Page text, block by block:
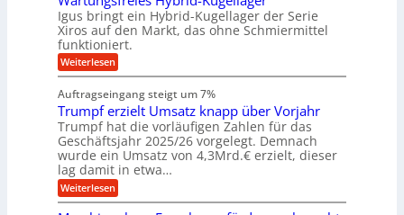
n
g
e
n
e
g
u
n
g
e
M
a
s
c
h
i
e
n
b
a
u
g
k
r
e
i
s
a
u
f
l
s
c
h
i
e
e
n
f
ü
h
r
u
n
g
Igus bringt ein Hybrid-Kugellager der Serie
Xiros auf den Markt, das ohne Schmiermittel
funktioniert.
Weiterlesen:
W
r
t
u
n
g
s
r
e
Auftragseingang steigt um 7%
Trumpf erzielt Umsatz knapp über Vorjahr
Trumpf hat die vorläufigen Zahlen für das
Geschäftsjahr 2025/26 vorgelegt. Demnach
wurde ein Umsatz von 4,3Mrd.€ erzielt, dieser
lag damit in etwa…
Weiterlesen:
T